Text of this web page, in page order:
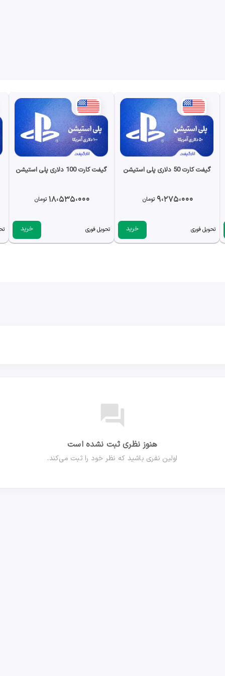
گیفت کارت 50 دلاری پلی استیشن
9،275،000 تومان
تحویل فوری خرید
گیفت کارت 100 دلاری پلی استیشن
18،535،000 تومان
تحویل فوری خرید
forum
هنوز نظری ثبت نشده است
اولین نفری باشید که نظر خود را ثبت می‌کند.